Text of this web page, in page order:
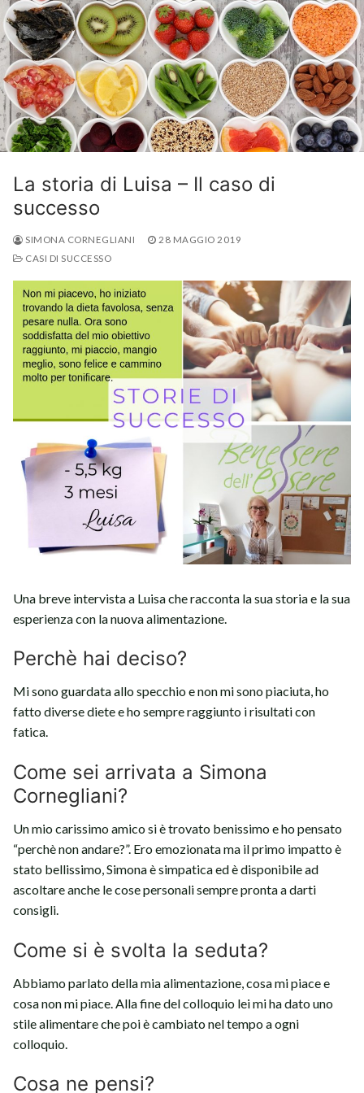
La storia di Luisa – Il caso di
successo
SIMONA CORNEGLIANI
28 MAGGIO 2019
CASI DI SUCCESSO
Una breve intervista a Luisa che racconta la sua storia e la sua
esperienza con la nuova alimentazione.
Perchè hai deciso?
Mi sono guardata allo specchio e non mi sono piaciuta, ho
fatto diverse diete e ho sempre raggiunto i risultati con
fatica.
Come sei arrivata a Simona
Cornegliani?
Un mio carissimo amico si è trovato benissimo e ho pensato
“perchè non andare?”. Ero emozionata ma il primo impatto è
stato bellissimo, Simona è simpatica ed è disponibile ad
ascoltare anche le cose personali sempre pronta a darti
consigli.
Come si è svolta la seduta?
Abbiamo parlato della mia alimentazione, cosa mi piace e
cosa non mi piace. Alla fine del colloquio lei mi ha dato uno
stile alimentare che poi è cambiato nel tempo a ogni
colloquio.
Cosa ne pensi?